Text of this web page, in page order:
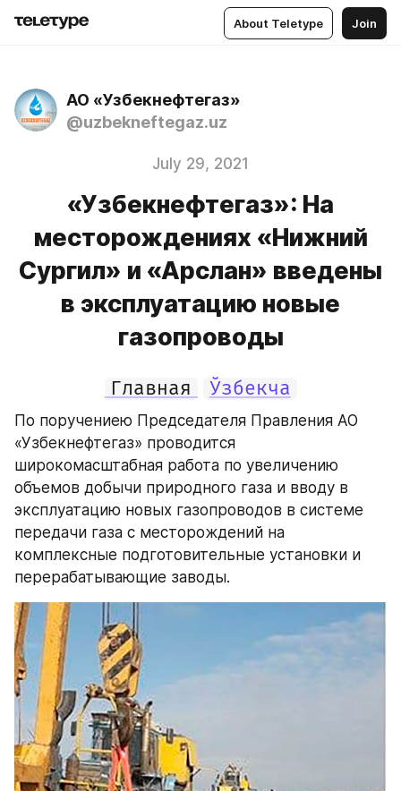
About Teletype Join
АО «Узбекнефтегаз»
@uzbekneftegaz.uz
July 29, 2021
«Узбекнефтегаз»: На
месторождениях «Нижний
Сургил» и «Арслан» введены
в эксплуатацию новые
газопроводы
Главная Ўзбекча
По поручениею Председателя Правления АО
«Узбекнефтегаз» проводится
широкомасштабная работа по увеличению
объемов добычи природного газа и вводу в
эксплуатацию новых газопроводов в системе
передачи газа с месторождений на
комплексные подготовительные установки и
перерабатывающие заводы.